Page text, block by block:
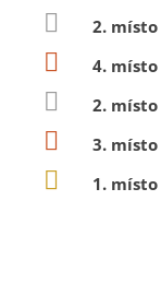
2. místo
4. místo
2. místo
3. místo
1. místo